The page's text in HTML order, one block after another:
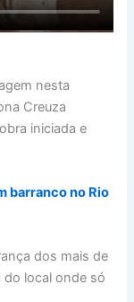
nesta
Creuza
iniciada e
barranco no Rio
dos mais de
do local onde só